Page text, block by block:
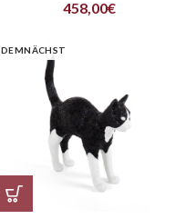
458,00€
DEMNÄCHST